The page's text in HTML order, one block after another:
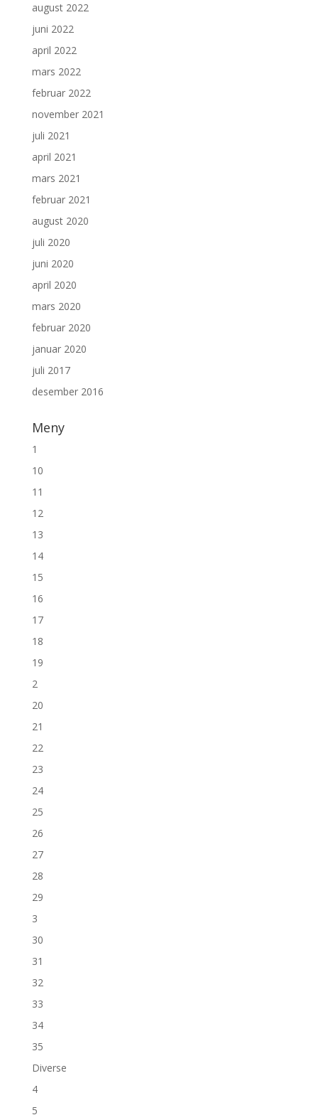
august 2022
juni 2022
april 2022
mars 2022
februar 2022
november 2021
juli 2021
april 2021
mars 2021
februar 2021
august 2020
juli 2020
juni 2020
april 2020
mars 2020
februar 2020
januar 2020
juli 2017
desember 2016
Meny
1
10
11
12
13
14
15
16
17
18
19
2
20
21
22
23
24
25
26
27
28
29
3
30
31
32
33
34
35
Diverse
4
5